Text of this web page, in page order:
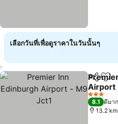
เลือกวันที่เพื่อดูราคาในวันนั้นๆ
แชร์ เพิ่
Airport
3 ดาว
8.1 ดีมาก
13.2